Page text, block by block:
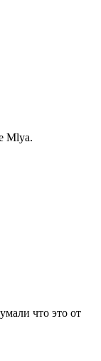
Mlya.
что это от